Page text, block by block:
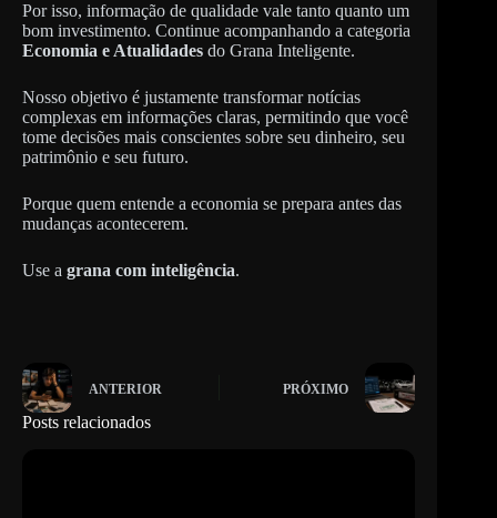
Por isso, informação de qualidade vale tanto quanto um
bom investimento. Continue acompanhando a categoria
Economia e Atualidades do Grana Inteligente.
Nosso objetivo é justamente transformar notícias
complexas em informações claras, permitindo que você
tome decisões mais conscientes sobre seu dinheiro, seu
patrimônio e seu futuro.
Porque quem entende a economia se prepara antes das
mudanças acontecerem.
Use a grana com inteligência.
ANTERIOR PRÓXIMO
Posts relacionados